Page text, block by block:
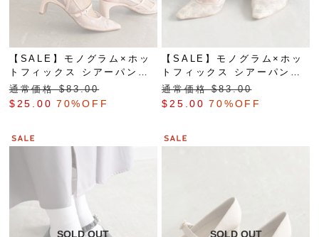
【SALE】モノグラム×ホッ
トフィックス シアーパンプ
ス
通常価格 $‌83.00
$‌25.00 70%OFF
【SALE】モノグラム×ホッ
トフィックス シアーパンプ
ス
通常価格 $‌83.00
$‌25.00 70%OFF